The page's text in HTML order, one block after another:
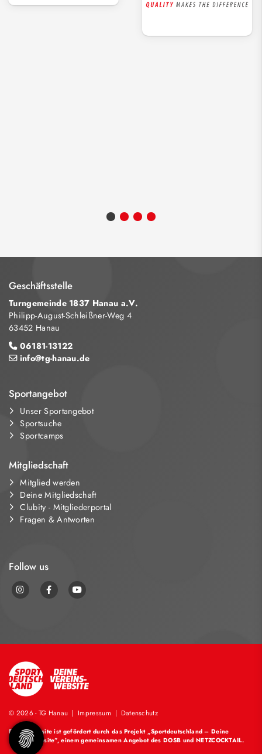
Geschäftsstelle
Turngemeinde 1837 Hanau a.V.
Philipp-August-Schleißner-Weg 4
63452 Hanau
06181-13122
info@tg-hanau.de
Sportangebot
Unser Sportangebot
Sportsuche
Sportcamps
Mitgliedschaft
Mitglied werden
Deine Mitgliedschaft
Clubity - Mitgliederportal
Fragen & Antworten
Follow us
© 2026 - TG Hanau | Impressum| Datenschutz
Diese Website ist gefördert durch das Projekt „Sportdeutschland – Deine
Vereinswebsite”, einem gemeinsamen Angebot des DOSB und NETZCOCKTAIL.